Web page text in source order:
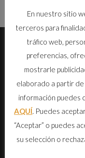
Cafetales de La Aldea
mejor selección del
productivo.
En nuestro sitio
terceros para
tráfico web,
preferencias,
mostrarle
elaborado a partir de
información puedes
AQUÍ. Puedes
“Aceptar” o puedes
su selección o